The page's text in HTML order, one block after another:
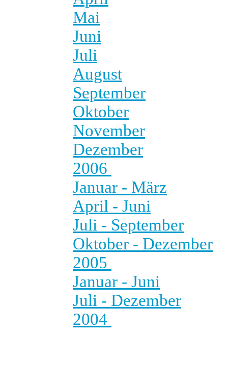
Mai
Juni
Juli
August
September
Oktober
November
Dezember
2006
Januar - März
April - Juni
Juli - September
Oktober - Dezember
2005
Januar - Juni
Juli - Dezember
2004